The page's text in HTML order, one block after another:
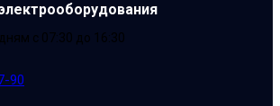
с 07:30 до 16:30
90